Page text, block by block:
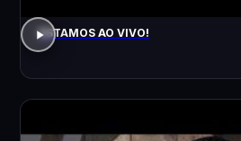
ESTAMOS AO VIVO!